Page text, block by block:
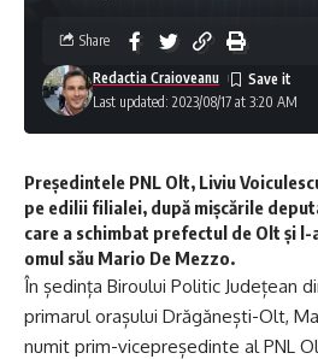
Last updated: 2023/08/17 at 3:20 AM
Redactia Craioveanu
Share
Președintele PNL Olt, Liviu
pe edilii filialei, după mișcările
care a schimbat prefectul de Olt și l-
omul său Mario De Mezzo.
În ședința Biroului Politic Județean
primarul orașului Drăgănești-Olt,
numit prim-vicepreședinte al PNL